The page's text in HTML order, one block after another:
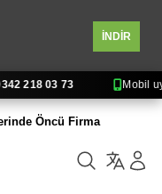
İNDİR
03 73 Mobil
Öncü Firma